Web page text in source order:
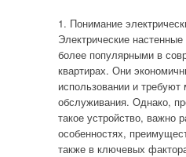
1. Понимание
Электрические
более популярными в
квартирах. Они
использовании и требуют
обслуживания. Однако,
такое устройство, важно
особенностях,
также в ключевых